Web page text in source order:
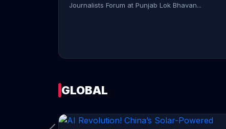
Journalists Forum at Punjab Lok Bhavan...
GLOBAL